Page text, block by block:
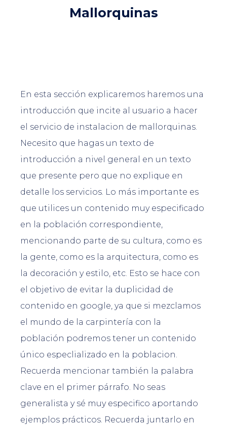
Mallorquinas
En esta sección explicaremos haremos una
introducción que incite al usuario a hacer
el servicio de instalacion de mallorquinas.
Necesito que hagas un texto de
introducción a nivel general en un texto
que presente pero que no explique en
detalle los servicios. Lo más importante es
que utilices un contenido muy especificado
en la población correspondiente,
mencionando parte de su cultura, como es
la gente, como es la arquitectura, como es
la decoración y estilo, etc. Esto se hace con
el objetivo de evitar la duplicidad de
contenido en google, ya que si mezclamos
el mundo de la carpintería con la
población podremos tener un contenido
único especlializado en la poblacion.
Recuerda mencionar también la palabra
clave en el primer párrafo. No seas
generalista y sé muy especifico aportando
ejemplos prácticos. Recuerda juntarlo en